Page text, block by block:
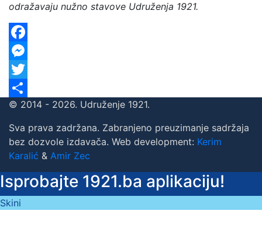
odražavaju nužno stavove Udruženja 1921.
Facebook
Messenger
Twitter
Share
© 2014 - 2026. Udruženje 1921.
Sva prava zadržana. Zabranjeno preuzimanje sadržaja
bez dozvole izdavača. Web development: Kerim
Karalić & Amir Zec
Isprobajte 1921.ba aplikaciju!
Skini